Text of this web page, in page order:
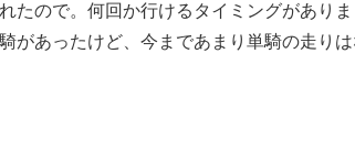
たので。何回か行けるタイミングがあり
があったけど、今まであまり単騎の走りは